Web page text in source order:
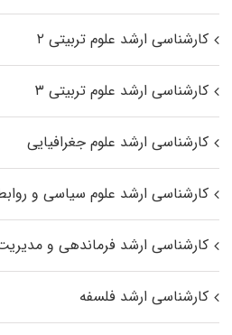
کارشناسی ارشد علوم تربیتی ۲
کارشناسی ارشد علوم تربیتی ۳
کارشناسی ارشد علوم جغرافیایی
کارشناسی ارشد علوم سیاسی و
کارشناسی ارشد فرماندهی و
کارشناسی ارشد فلسفه